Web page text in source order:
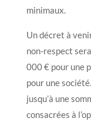
minimaux.
Un décret à
non-respect
000 € pour une
pour une
jusqu’à une
consacrées à